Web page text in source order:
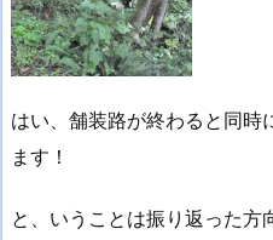
はい、舗装路が終わると同時
ます！
と、いうことは振り返った方